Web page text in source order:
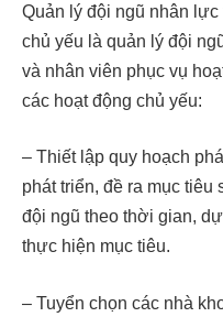
Quản lý đội ngũ nhân
chủ yếu là quản lý đội
và nhân viên phục vụ
các hoạt động chủ yếu:
– Thiết lập quy hoạch
phát triển, đề ra mục
đội ngũ theo thời gian,
thực hiện mục tiêu.
– Tuyển chọn các nhà